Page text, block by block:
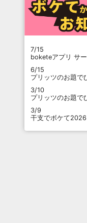
7/15
boketeアプリ サ
6/15
プリッツのお題で
3/10
プリッツのお題で
3/9
干支でボケて